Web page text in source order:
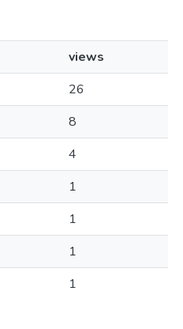
views
26
8
4
1
1
1
1